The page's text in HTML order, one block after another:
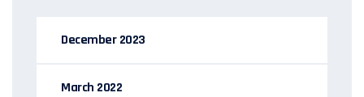
December 2023
March 2022